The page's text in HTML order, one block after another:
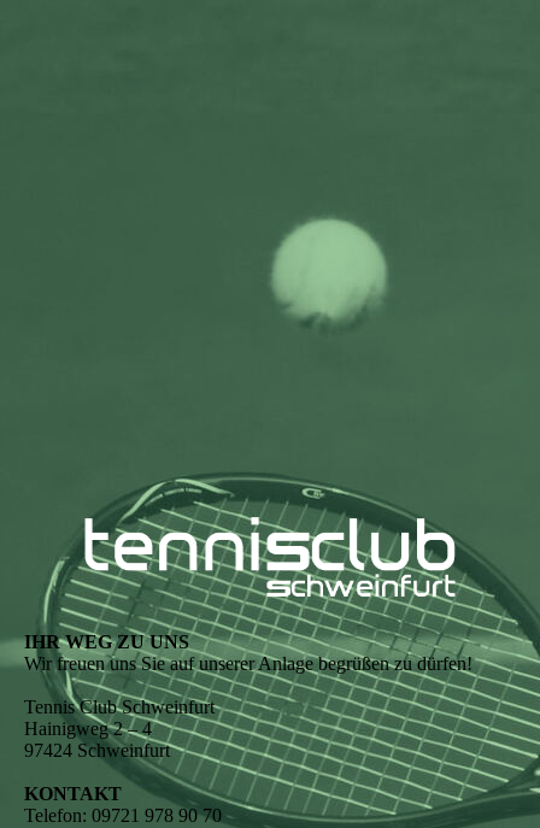
IHR WEG ZU UNS
Wir freuen uns Sie auf unserer Anlage begrüßen zu dürfen!
Tennis Club Schweinfurt
Hainigweg 2 – 4
97424 Schweinfurt
KONTAKT
Telefon: 09721 978 90 70